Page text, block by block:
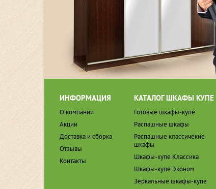
ИНФОРМАЦИЯ
О компании
Акции
Доставка и сборка
Отзывы
Контакты
КАТАЛОГ ШКАФЫ КУПЕ
Готовые шкафы-купе
Распашные шкафы
Распашные классичекие
шкафы
Шкафы-купе Классика
Шкафы-купе Эконом
Зеркальные шкафы-купе